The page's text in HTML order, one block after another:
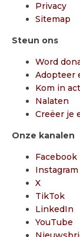
Privacy
Sitemap
Steun ons
Word
Adopteer
Kom in
Nalaten
Creëer je
Onze kanalen
Facebook
Instagram
X
TikTok
LinkedIn
YouTube